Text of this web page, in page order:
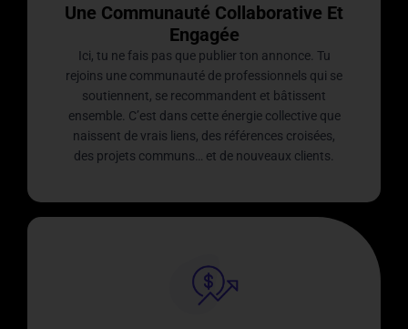
Une Communauté Collaborative Et
Engagée
Ici, tu ne fais pas que publier ton annonce. Tu
rejoins une communauté de professionnels qui se
soutiennent, se recommandent et bâtissent
ensemble. C’est dans cette énergie collective que
naissent de vrais liens, des références croisées,
des projets communs… et de nouveaux clients.